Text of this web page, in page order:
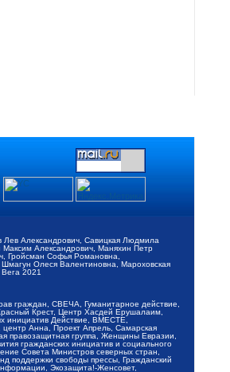
Александрович, Савицкая Людмила
Александрович, Маняхин Петр
Гройсман Софья Романовна,
Олеся Валентиновна, Мароховская
2021
граждан, СВЕЧА, Гуманитарное действие,
Крест, Центр Хасдей Ерушалаим,
инициатив Действие, ВМЕСТЕ,
Анна, Проект Апрель, Самарская
правозащитная группа, Женщины Евразии,
гражданских инициатив и социального
Совета Министров северных стран,
поддержки свободы прессы, Гражданский
Экозащита!-Женсовет,